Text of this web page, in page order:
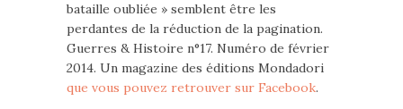
bataille oubliée » semblent être les
perdantes de la réduction de la pagination.
Guerres & Histoire n°17. Numéro de février
2014. Un magazine des éditions Mondadori
que vous pouvez retrouver sur Facebook.